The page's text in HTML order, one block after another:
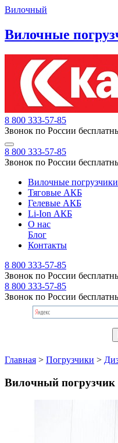
Вилочный
Вилочные
8 800 333-57-85
Звонок по России
8 800 333-57-85
Звонок по России
Вилочные погрузчики
Тяговые АКБ
Гелевые АКБ
Li-Ion АКБ
О нас
Блог
Контакты
8 800 333-57-85
Звонок по России
8 800 333-57-85
Звонок по России
Главная > Погрузчики >
Вилочный погрузчик